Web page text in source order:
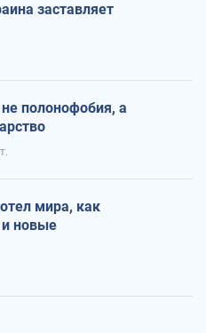
заставляет
полонофобия, а
мира, как
новые